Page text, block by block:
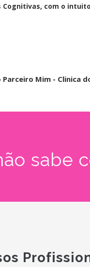
com o
Mim - Clinica
sabe